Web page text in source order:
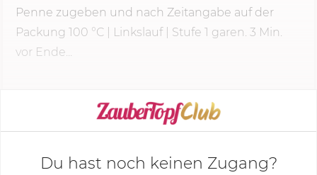
Penne zugeben und nach Zeitangabe auf der
Packung 100 °C | Linkslauf | Stufe 1 garen. 3 Min.
vor Ende...
KOCHMODUS STARTEN
Du hast noch keinen Zugang?